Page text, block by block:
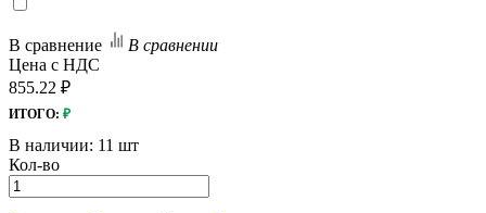
В сравнение
В сравнении
Цена с НДС
855.22 ₽
ИТОГО: ₽
В наличии: 11 шт
Кол-во